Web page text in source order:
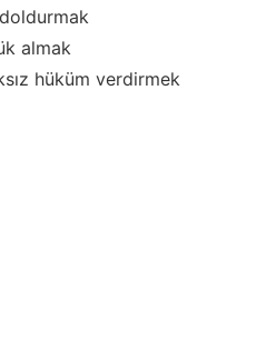
almak
hüküm verdirmek